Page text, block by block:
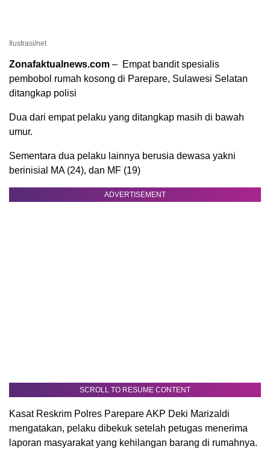
Ilustrasi/net
Zonafaktualnews.com – Empat bandit spesialis
pembobol rumah kosong di Parepare, Sulawesi Selatan
ditangkap polisi
Dua dari empat pelaku yang ditangkap masih di bawah
umur.
Sementara dua pelaku lainnya berusia dewasa yakni
berinisial MA (24), dan MF (19)
ADVERTISEMENT
SCROLL TO RESUME CONTENT
Kasat Reskrim Polres Parepare AKP Deki Marizaldi
mengatakan, pelaku dibekuk setelah petugas menerima
laporan masyarakat yang kehilangan barang di rumahnya.